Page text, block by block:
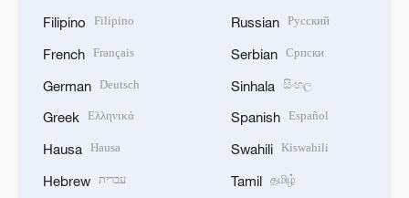
Filipino Filipino
French Français
German Deutsch
Greek Ελληνικά
Hausa Hausa
Hebrew עברית
Russian Русский
Serbian Српски
Sinhala සිංහල
Spanish Español
Swahili Kiswahili
Tamil தமிழ்